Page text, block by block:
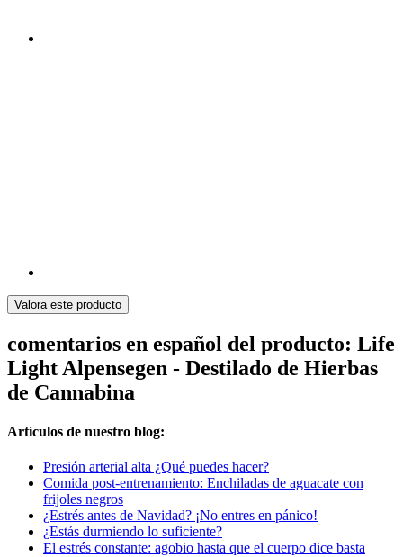
Valora este producto
comentarios en español del producto: Life
Light Alpensegen - Destilado de Hierbas
de Cannabina
Artículos de nuestro blog:
Presión arterial alta ¿Qué puedes hacer?
Comida post-entrenamiento: Enchiladas de aguacate con
frijoles negros
¿Estrés antes de Navidad? ¡No entres en pánico!
¿Estás durmiendo lo suficiente?
El estrés constante: agobio hasta que el cuerpo dice basta